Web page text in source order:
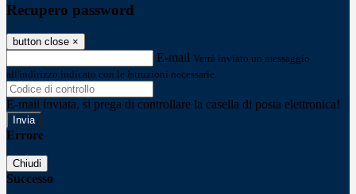
Recupero password
button close ×
E-mail Verrà inviato un messaggio
all'indirizzo indicato con le istruzioni necessarie.
E-mail inviata, si prega di controllare la casella di posta elettronica!
Errore
Chiudi
Successo